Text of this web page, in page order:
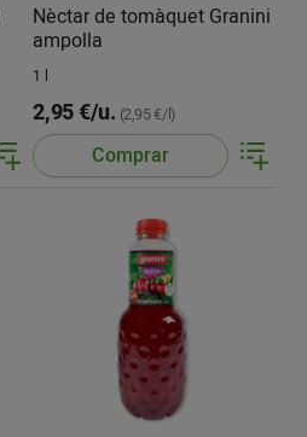
Nèctar de tomàquet Granini
ampolla
1 l
2,95 €/u. (2,95 €/l)
Comprar